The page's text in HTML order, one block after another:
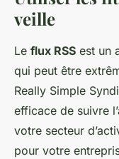
veille
Le flux RSS est un
qui peut être
Really Simple
efficace de suivre
votre secteur
pour votre